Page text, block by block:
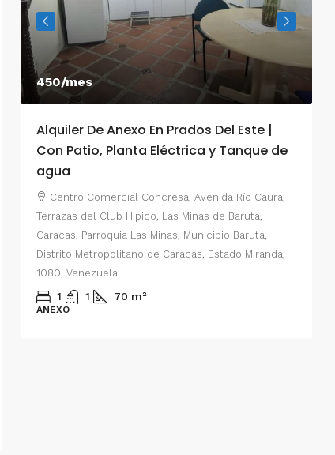
450/mes
Alquiler De Anexo En Prados Del Este |
Con Patio, Planta Eléctrica y Tanque de
agua
Centro Comercial Concresa, Avenida Río Caura,
Terrazas del Club Hípico, Las Minas de Baruta,
Caracas, Parroquia Las Minas, Municipio Baruta,
Distrito Metropolitano de Caracas, Estado Miranda,
1080, Venezuela
1 1 70 m²
ANEXO